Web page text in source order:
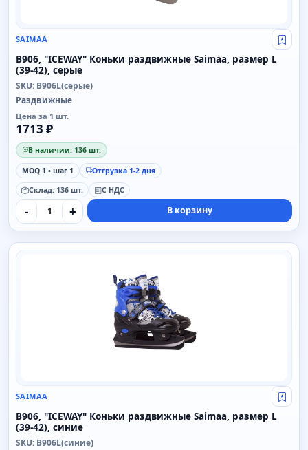
SAIMAA Свой
B906, "ICEWAY" Коньки раздвижные Saimaa, размер L
(39-42), серые
SKU: B906L(серые)
Раздвижные
Цена за 1 шт.
1713 ₽
В наличии: 136 шт.
MOQ 1 • шаг 1
Отгрузка 1-2 дня
Склад: 136 шт.
С НДС
- + В корзину
SAIMAA
SAIMAA Свой
B906, "ICEWAY" Коньки раздвижные Saimaa, размер L
(39-42), синие
SKU: B906L(синие)